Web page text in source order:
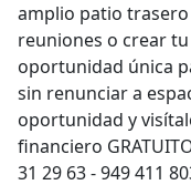
amplio patio
reuniones o crear
oportunidad única
sin renunciar a
oportunidad y
financiero
31 29 63 - 949 411